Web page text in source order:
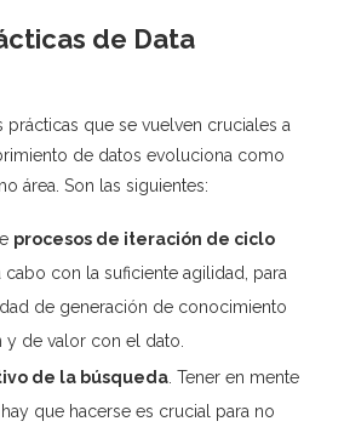
de Data
prácticas que se vuelven cruciales a
de datos evoluciona como
área. Son las siguientes:
procesos de iteración de ciclo
cabo con la suficiente agilidad, para
de generación de conocimiento
de valor con el dato.
de la búsqueda . Tener en mente
que hacerse es crucial para no